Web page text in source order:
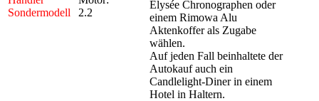
Sondermodell
2.2
Élysée Chronographen oder
einem Rimowa Alu
Aktenkoffer als Zugabe
wählen.
Auf jeden Fall beinhaltete der
Autokauf auch ein
Candlelight-Diner in einem
Hotel in Haltern.